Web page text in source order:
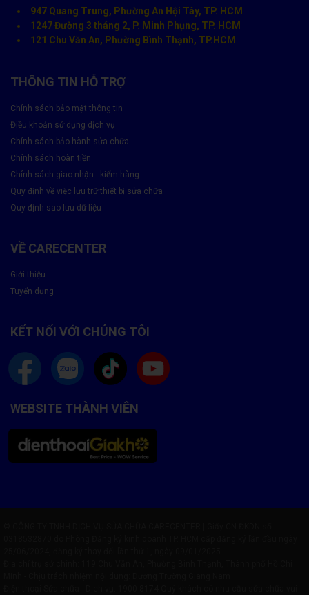
947 Quang Trung, Phường An Hội Tây, TP. HCM
1247 Đường 3 tháng 2, P. Minh Phụng, TP. HCM
121 Chu Văn An, Phường Bình Thạnh, TP.HCM
THÔNG TIN HỖ TRỢ
Chính sách bảo mật thông tin
Điều khoản sử dụng dịch vụ
Chính sách bảo hành sửa chữa
Chính sách hoàn tiền
Chính sách giao nhận - kiểm hàng
Quy định về việc lưu trữ thiết bị sửa chữa
Quy định sao lưu dữ liệu
VỀ CARECENTER
Giới thiệu
Tuyển dụng
KẾT NỐI VỚI CHÚNG TÔI
WEBSITE THÀNH VIÊN